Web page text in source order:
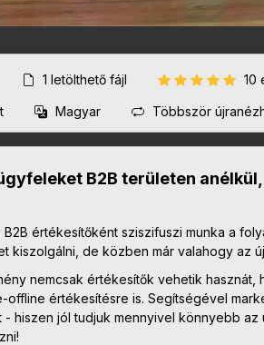
1 letölthető fájl 10
Magyar Többször
B2B területen
értékesítőként sziszifuszi munka a
kiszolgálni, de közben már valahogy az
nemcsak értékesítők vehetik hasznát,
offline értékesítésre is. Segítségével
hiszen jól tudjuk mennyivel könnyebb az